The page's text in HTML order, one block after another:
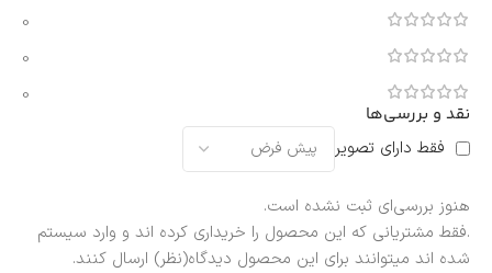
0
0
0
نقد و بررسی‌ها
فقط دارای تصویر
هنوز بررسی‌ای ثبت نشده است.
.فقط مشتریانی که این محصول را خریداری کرده اند و وارد سیستم
شده اند میتوانند برای این محصول دیدگاه(نظر) ارسال کنند.